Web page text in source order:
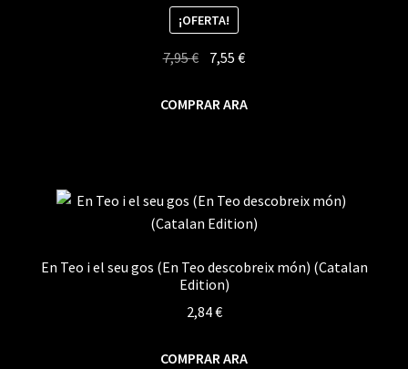
¡OFERTA!
7,95€ El
original
7,55€El
actual
COMPRAR ARA
En Teo i el seu gos (En Teo descobreix món) (Catalan
Edition)
2,84€
COMPRAR ARA